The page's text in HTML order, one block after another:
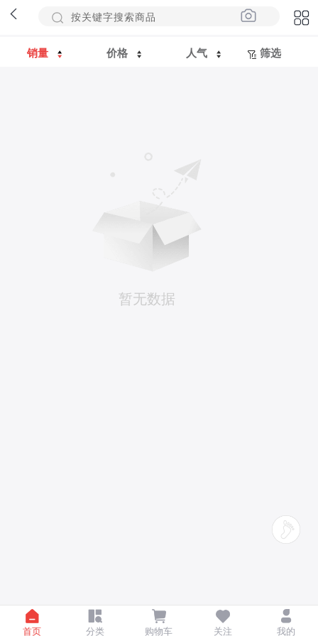
销量 价格 人气 筛选
暂无数据
首页 分类 购物车 关注 我的